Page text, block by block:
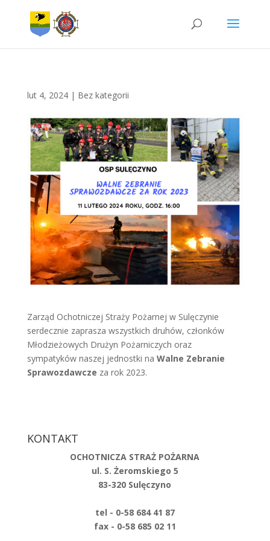
lut 4, 2024| Bez kategorii
Zarząd Ochotniczej Straży Pożarnej w Sulęczynie
serdecznie zaprasza wszystkich druhów, członków
Młodzieżowych Drużyn Pożarniczych oraz
sympatyków naszej jednostki na Walne Zebranie
Sprawozdawcze za rok 2023.
KONTAKT
OCHOTNICZA STRAŻ POŻARNA
ul. S. Żeromskiego 5
83-320 Sulęczyno
tel - 0-58 684 41 87
fax - 0-58 685 02 11